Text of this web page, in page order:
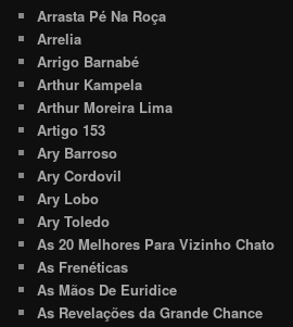
Arrasta Pé Na Roça
Arrelia
Arrigo Barnabé
Arthur Kampela
Arthur Moreira Lima
Artigo 153
Ary Barroso
Ary Cordovil
Ary Lobo
Ary Toledo
As 20 Melhores Para Vizinho Chato
As Frenéticas
As Mãos De Euridice
As Revelações da Grande Chance